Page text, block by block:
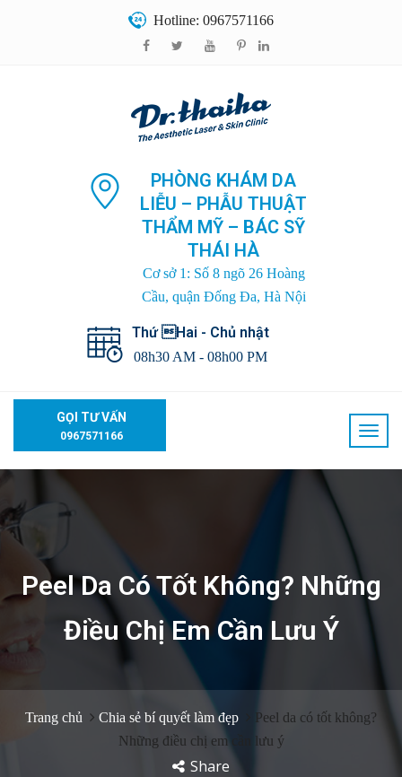
Hotline: 0967571166
PHÒNG KHÁM DA
LIỄU – PHẪU THUẬT
THẨM MỸ – BÁC SỸ
THÁI HÀ
Cơ sở 1: Số 8 ngõ 26 Hoàng
Cầu, quận Đống Đa, Hà Nội
Thứ Hai - Chủ nhật
08h30 AM - 08h00 PM
GỌI TƯ VẤN
0967571166
Peel Da Có Tốt Không? Những
Điều Chị Em Cần Lưu Ý
Trang chủ Chia sẻ bí quyết làm đẹp
Peel da có tốt không?
Những điều chị em cần lưu ý
Share